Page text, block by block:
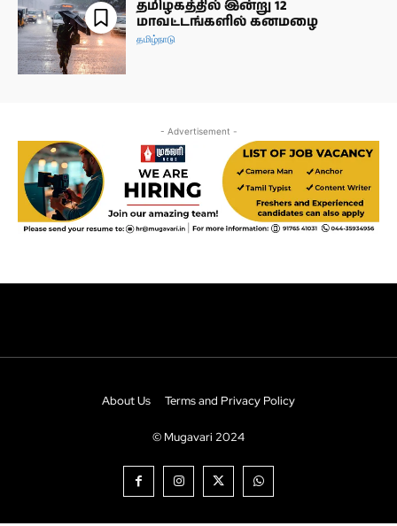
About Us Terms and Privacy Policy
© Mugavari 2024